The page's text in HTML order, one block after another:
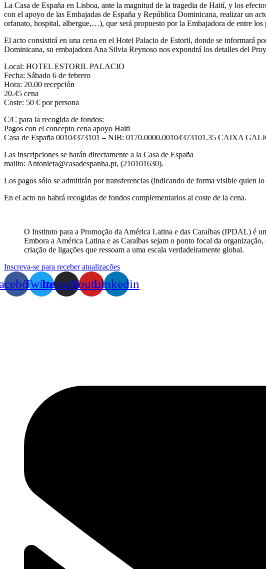
La Casa de España en Lisboa, ante la magnitud de la tragedia de Haití, y los
con el apoyo de las Embajadas de España y República Dominicana, realizar un
orfanato, hospital, albergue,…), que será propuesto por la Embajadora de entre
El acto consistirá en una cena en el Hotel Palacio de Estoril, donde se informará
Dominicana, su embajadora Ana Silvia Reynoso nos expondrá los detalles del
Local: HOTEL ESTORIL PALACIO
Fecha: Sábado 6 de febrero
Hora: 20.00 recepción
20.45 cena
Coste: 50 € por persona
C/C para la recogida de fondos:
Pagos con el concepto cena apoyo Haiti
Casa de España 00104373101 – NIB: 0170.0000.00104373101.35 CAIXA
Las inscripciones se harán directamente a la Casa de España
mailto: Antonieta@casadespanha.pt, (210101630).
Los pagos sólo se admitirán por transferencias (indicando de forma visible quien lo
En el acto no habrá recogidas de fondos complementarios al coste de la cena.
O Instituto para a Promoção da América Latina e das Caraíbas (IPDAL) é
Embora a América Latina e as Caraíbas sejam o ponto focal da
criação de ligações que ressoam a uma escala verdadeiramente global.
Inscreva-se para receber atualizações
TwitterInstagramYoutubeLinkedin